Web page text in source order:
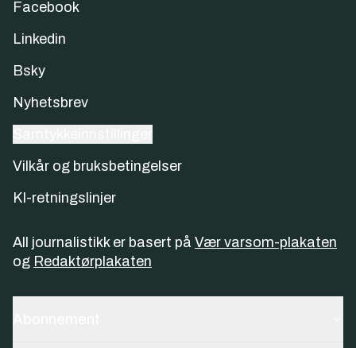
Facebook
Linkedin
Bsky
Nyhetsbrev
Vilkår og bruksbetingelser
KI-retningslinjer
All journalistikk er basert på Vær varsom-plakaten
og Redaktørplakaten